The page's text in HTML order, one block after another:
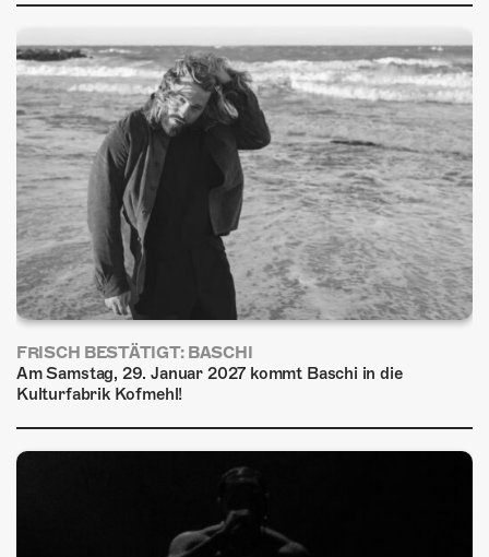
GÖNNEREI
SHOP
MITMACHEN
FRISCH BESTÄTIGT: BASCHI
Am Samstag, 29. Januar 2027 kommt Baschi in die
Kulturfabrik Kofmehl!